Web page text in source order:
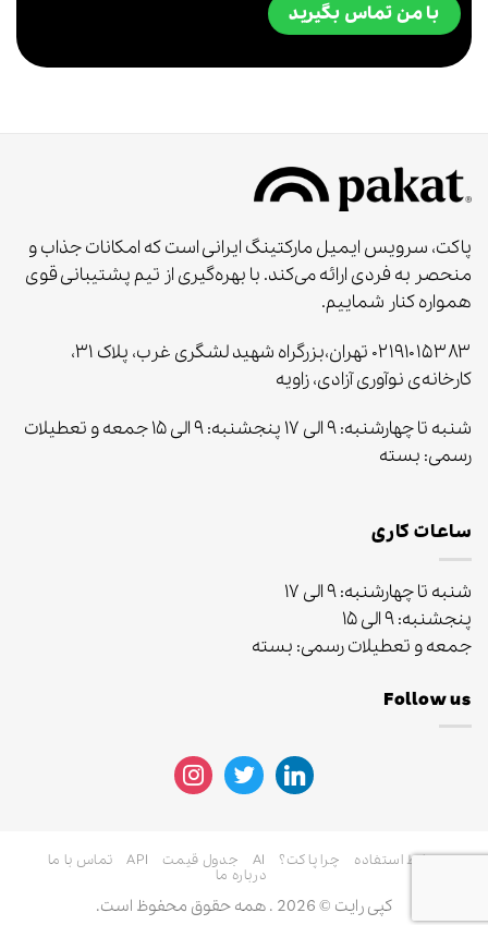
با من تماس بگیرید
پاکت، سرویس ایمیل مارکتینگ ایرانی است که امکانات جذاب و
منحصر به‌ فردی ارائه می‌کند. با بهره‌گیری از تیم پشتیبانی قوی
همواره کنار شماییم.
۰۲۱۹۱۰۱۵۳۸۳ تهران،بزرگراه شهید لشگری غرب، پلاک ۳۱،
کارخانه‌ی نوآوری آزادی، زاویه
شنبه تا چهارشنبه: ۹ الی ۱۷ پنجشنبه: ۹ الی ۱۵ جمعه و تعطیلات
رسمی: بسته
ساعات کاری
شنبه تا چهارشنبه: ۹ الی ۱۷
پنجشنبه: ۹ الی ۱۵
جمعه و تعطیلات رسمی: بسته
Follow us
linkedin
twitter
instagram
شرایط استفاده چرا پاکت؟ AI جدول قیمت API تماس با ما
درباره ما
کپی رایت © 2026 . همه حقوق محفوظ است.